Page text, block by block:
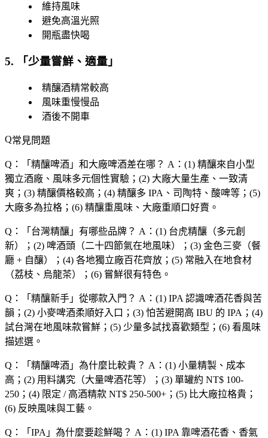
維持風味
避免高溫光照
開瓶盡快喝
5. 「少量嘗鮮、適量 」
精釀酒精常較高
風味重慢慢品
酒後不開車
常見問題
Q：「 精釀啤酒 」和大廠啤酒差在哪？ A：(1) 精釀來自小型
獨立酒廠、風味多元個性實驗；(2) 大廠大量生產、一致清
爽；(3) 精釀價格較高；(4) 精釀多 IPA、司陶特、酸啤等；(5)
大廠多為拉格；(6) 精釀重風味、大廠重順口好賣。
Q：「 台灣精釀 」有哪些品牌？ A：(1) 台虎精釀（多元創
新）；(2) 啤酒頭（二十四節氣在地風味）；(3) 金色三麥（餐
廳 + 自釀）；(4) 各地獨立廠百花齊放；(5) 常融入在地食材
（荔枝、烏龍茶）；(6) 嘗鮮很有特色。
Q：「 精釀新手 」從哪款入門？ A：(1) IPA 認識啤酒花香與苦
韻；(2) 小麥啤酒柔順好入口；(3) 怕苦避開高 IBU 的 IPA；(4)
試台灣在地風味款嘗鮮；(5) 少量多試找喜歡類型；(6) 看風味
描述選。
Q：「 精釀啤酒 」為什麼比較貴？ A：(1) 小量精製、成本
高；(2) 用料講究（大量啤酒花等）；(3) 單罐約 NT$ 100-
250；(4) 限定 / 高酒精款 NT$ 250-500+；(5) 比大廠拉格貴；
(6) 反映風味與工藝。
Q：「 IPA 」為什麼要趁鮮喝？ A：(1) IPA 靠啤酒花香、香氣